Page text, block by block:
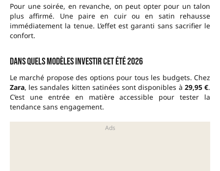
Pour une soirée, en revanche, on peut opter pour un talon
plus affirmé. Une paire en cuir ou en satin rehausse
immédiatement la tenue. L’effet est garanti sans sacrifier le
confort.
Dans quels modèles investir cet été 2026
Le marché propose des options pour tous les budgets. Chez
Zara, les sandales kitten satinées sont disponibles à 29,95 €.
C’est une entrée en matière accessible pour tester la
tendance sans engagement.